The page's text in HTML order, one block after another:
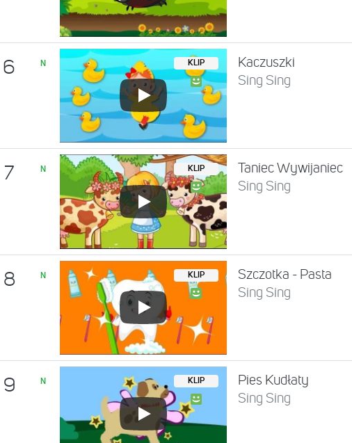
6 N KLIP
Kaczuszki
Sing Sing
7 N KLIP
Taniec Wywijaniec
Sing Sing
8 N KLIP
Szczotka - Pasta
Sing Sing
9 N KLIP
Pies Kudłaty
Sing Sing